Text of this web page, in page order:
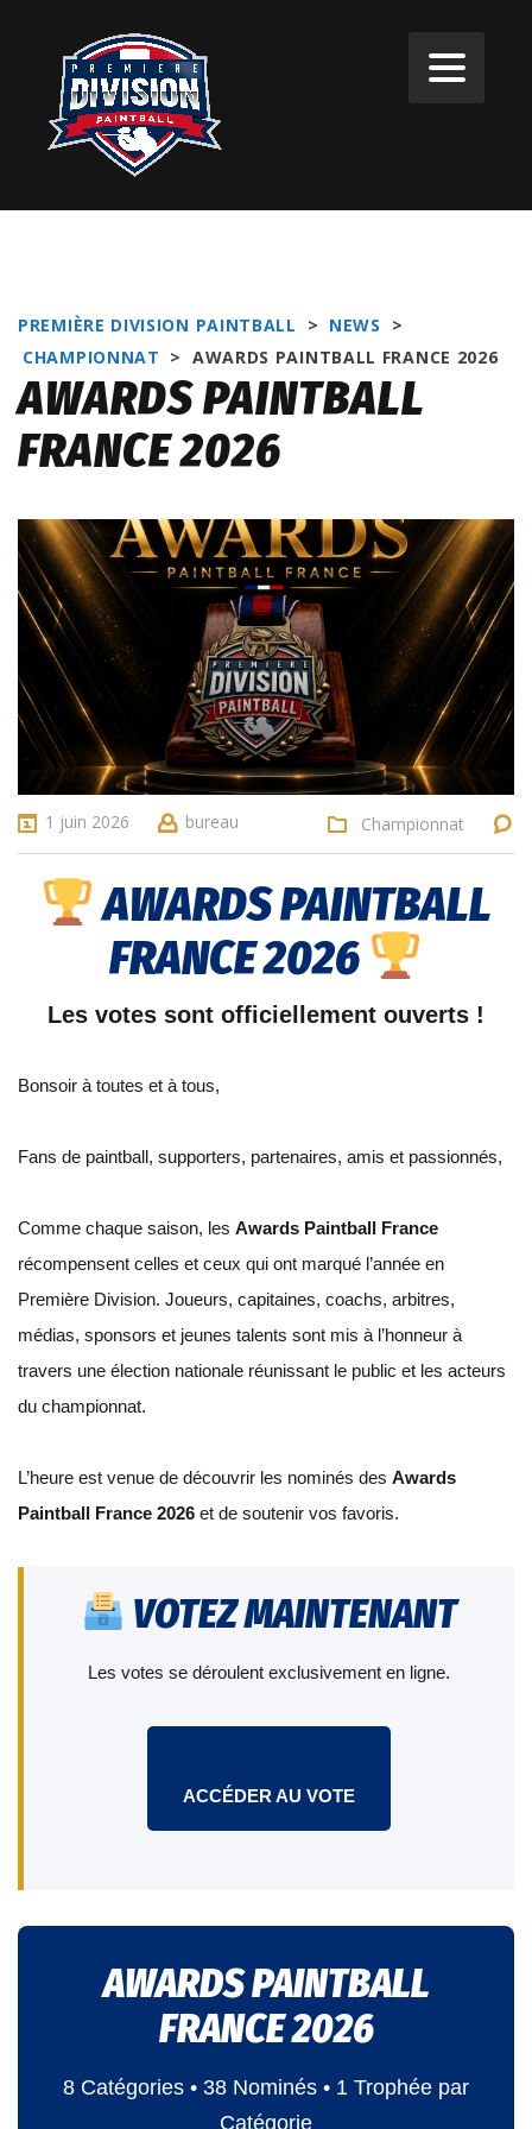
PREMIÈRE DIVISION PAINTBALL > NEWS
>
CHAMPIONNAT > AWARDS PAINTBALL FRANCE 2026
AWARDS PAINTBALL
FRANCE 2026
1 juin 2026 bureau Championnat
AWARDS PAINTBALL
FRANCE 2026
Les votes sont officiellement ouverts !
Bonsoir à toutes et à tous,
Fans de paintball, supporters, partenaires, amis et passionnés,
Comme chaque saison, les Awards Paintball France
récompensent celles et ceux qui ont marqué l’année en
Première Division. Joueurs, capitaines, coachs, arbitres,
médias, sponsors et jeunes talents sont mis à l’honneur à
travers une élection nationale réunissant le public et les acteurs
du championnat.
L’heure est venue de découvrir les nominés des Awards
Paintball France 2026 et de soutenir vos favoris.
VOTEZ MAINTENANT
Les votes se déroulent exclusivement en ligne.
ACCÉDER AU VOTE
AWARDS PAINTBALL
FRANCE 2026
8 Catégories • 38 Nominés • 1 Trophée par
Catégorie